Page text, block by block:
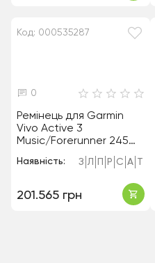
Код: 000535287
0
Ремінець для Garmin
Vivo Active 3
Music/Forerunner 245
20mm Dark Blue
Наявність: З Л Р С А
201.565 грн